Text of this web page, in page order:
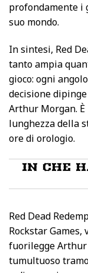
profondamente i
suo mondo.
In sintesi, Red
tanto ampia
gioco: ogni
decisione
Arthur Morgan.
lunghezza della
ore di orologio.
IN CHE
Red Dead
Rockstar
fuorilegge Arthur
tumultuoso